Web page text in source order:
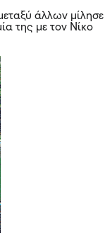
άλλων μίλησε
της με τον Νίκο